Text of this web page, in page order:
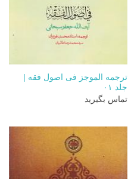
ترجمه الموجز فی اصول فقه |
جلد ۰۱
تماس بگیرید